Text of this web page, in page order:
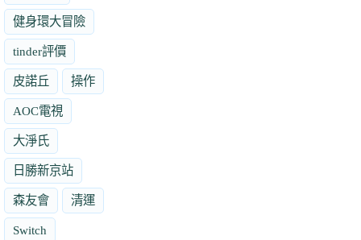
健身環大冒險
tinder評價
皮諾丘 操作
AOC電視
大淨氏
日勝新京站
森友會 清運
Switch